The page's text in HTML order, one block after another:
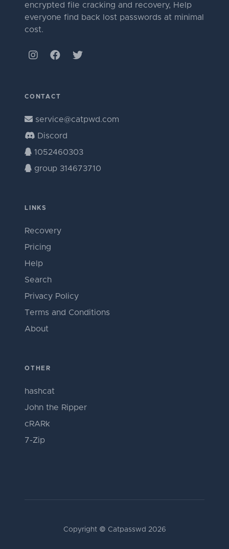
encrypted file cracking and recovery, Help
everyone find back lost passwords at minimal
cost.
CONTACT
service@catpwd.com
Discord
1052460303
group 314673710
LINKS
Recovery
Pricing
Help
Search
Privacy Policy
Terms and Conditions
About
OTHER
hashcat
John the Ripper
cRARk
7-Zip
Copyright © Catpasswd 2026